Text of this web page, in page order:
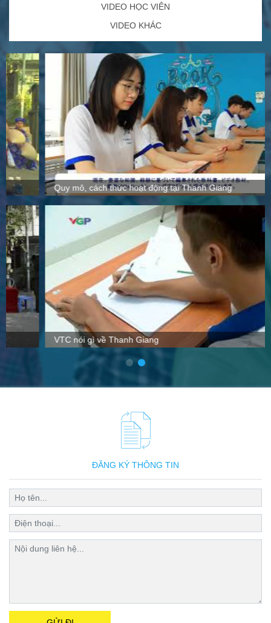
VIDEO HỌC VIÊN
VIDEO KHÁC
Quy mô, cách thức hoạt động tại Thanh Giang
VTC nói gì về Thanh Giang
ĐĂNG KÝ THÔNG TIN